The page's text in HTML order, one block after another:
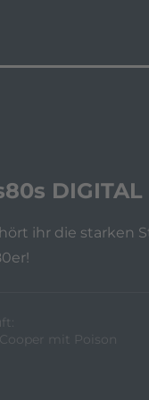
DIGITAL
ihr die starken
mit Poison